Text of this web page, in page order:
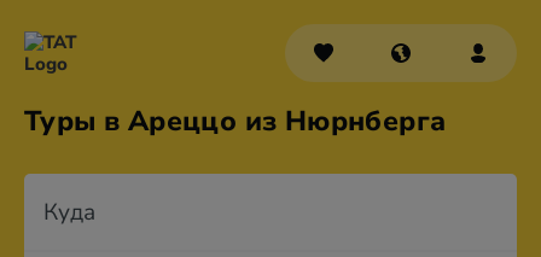
Туры в Ареццо из Нюрнберга
Куда